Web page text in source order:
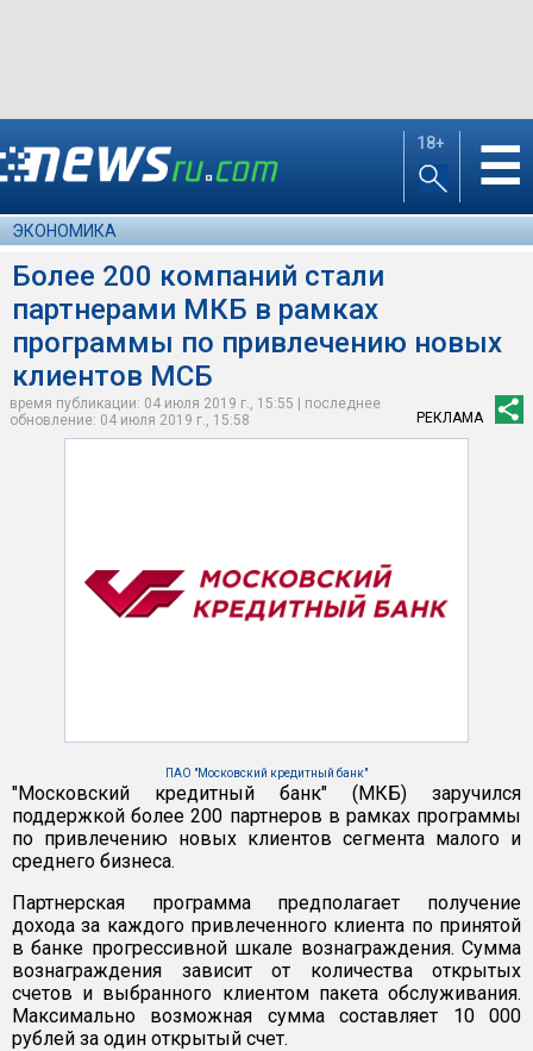
18+ ☰
ЭКОНОМИКА
Более 200 компаний стали
партнерами МКБ в рамках
программы по привлечению новых
клиентов МСБ
время публикации: 04 июля 2019 г., 15:55 | последнее
обновление: 04 июля 2019 г., 15:58
РЕКЛАМА
ПАО "Московский кредитный банк"
"Московский кредитный банк" (МКБ) заручился
поддержкой более 200 партнеров в рамках программы
по привлечению новых клиентов сегмента малого и
среднего бизнеса.
Партнерская программа предполагает получение
дохода за каждого привлеченного клиента по принятой
в банке прогрессивной шкале вознаграждения. Сумма
вознаграждения зависит от количества открытых
счетов и выбранного клиентом пакета обслуживания.
Максимально возможная сумма составляет 10 000
рублей за один открытый счет.